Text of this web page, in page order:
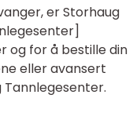
er Storhaug
for å bestille din
eller avansert
Tannlegesenter.